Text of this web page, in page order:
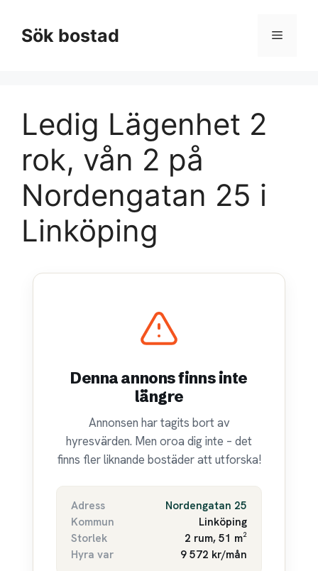
innehållSök bostad Meny
Ledig Lägenhet 2
rok, vån 2 på
Nordengatan 25 i
Linköping
Denna annons finns inte
längre
Annonsen har tagits bort av
hyresvärden. Men oroa dig inte – det
finns fler liknande bostäder att utforska!
Adress
Nordengatan 25
Kommun
Linköping
Storlek
2 rum, 51 m²
Hyra var
9 572 kr/mån